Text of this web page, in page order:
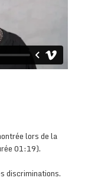
lors de la
01:19).
discriminations.